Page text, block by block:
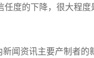
度的下降，很大程
闻资讯主要产制者